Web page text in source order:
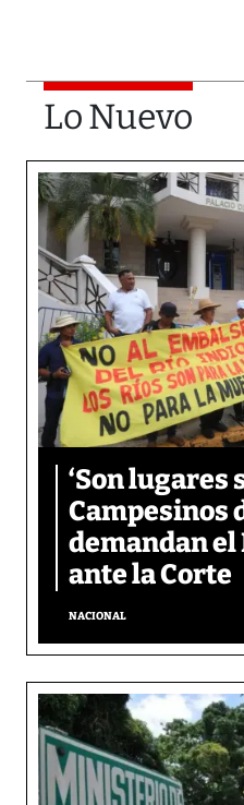
Lo Nuevo
‘Son lugares
Campesinos
demandan el
ante la Corte
NACIONAL